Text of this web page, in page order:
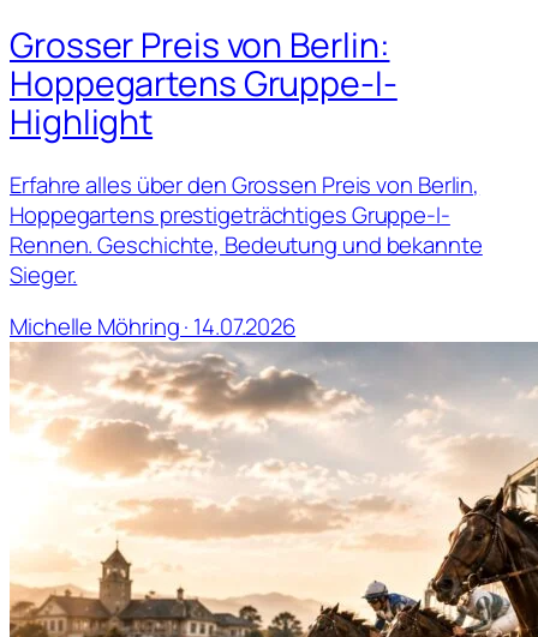
Grosser Preis von Berlin:
Hoppegartens Gruppe-I-
Highlight
Erfahre alles über den Grossen Preis von Berlin,
Hoppegartens prestigeträchtiges Gruppe-I-
Rennen. Geschichte, Bedeutung und bekannte
Sieger.
Michelle Möhring · 14.07.2026